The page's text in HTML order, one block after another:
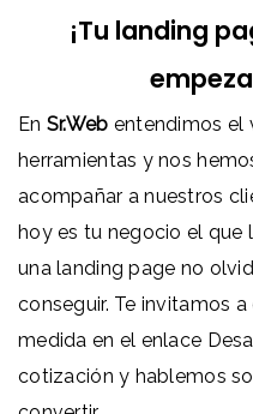
¡Tu landing
En Sr.Web entendimos el
herramientas y nos
acompañar a nuestros
hoy es tu negocio el que
una landing page no
conseguir. Te invitamos
medida en el enlace
cotización y hablemos